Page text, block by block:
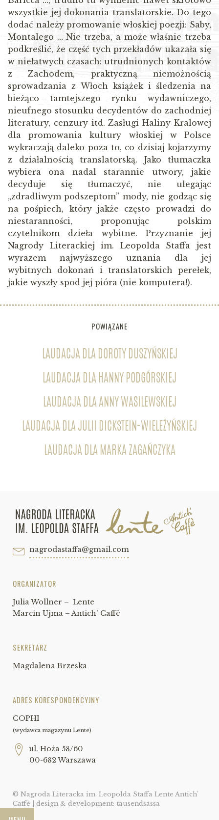
wszystkie jej dokonania translatorskie. Do tego
dodać należy promowanie włoskiej poezji: Saby,
Montalego … Nie trzeba, a może właśnie trzeba
podkreślić, że część tych przekładów ukazała się
w niełatwych czasach: utrudnionych kontaktów
z Zachodem, praktyczną niemożnością
sprowadzania z Włoch książek i śledzenia na
bieżąco tamtejszego rynku wydawniczego,
nieufnego stosunku decydentów do zachodniej
literatury, cenzury itd. Zasługi Haliny Kralowej
dla promowania kultury włoskiej w Polsce
wykraczają daleko poza to, co dzisiaj kojarzymy
z działalnością translatorską. Jako tłumaczka
wybiera ona nadal starannie utwory, jakie
decyduje się tłumaczyć, nie ulegając
„zdradliwym podszeptom” mody, nie godząc się
na pośpiech, który jakże często prowadzi do
niestaranności, proponując polskim
czytelnikom dzieła wybitne. Przyznanie jej
Nagrody Literackiej im. Leopolda Staffa jest
wyrazem najwyższego uznania dla jej
wybitnych dokonań i translatorskich perełek,
jakie wyszły spod jej pióra (nie komputera!).
POWIĄZANE
LAUDACJA DLA DOROTY DUSZYŃSKIEJ
LAUDACJA DLA HANNY PODGÓRSKIEJ
LAUDACJA DLA ANNY WASILEWSKIEJ
LAUDACJA DLA JULII DICKSTEIN-WIELEŻYŃSKIEJ
LAUDACJA DLA MARKA ZAGAŃCZYKA
nagrodastaffa@gmail.com
ORGANIZATOR
Julia Wollner – Lente
Marcin Ujma – Antich' Caffè
SEKRETARZ
Magdalena Brzeska
ADRES KORESPONDENCYJNY
COPHI
(wydawca magazynu Lente)
ul. Hoża 58/60
00-682 Warszawa
© Nagroda Literacka im. Leopolda Staffa Lente Antich'
Caffè | design & development: tausendsassa